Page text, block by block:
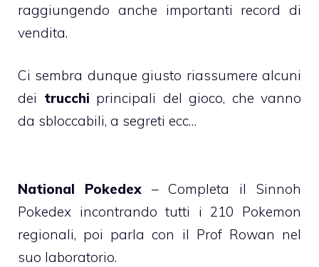
raggiungendo anche importanti record di
vendita.
Ci sembra dunque giusto riassumere alcuni
dei trucchi principali del gioco, che vanno
da sbloccabili, a segreti ecc…
National Pokedex– Completa il Sinnoh
Pokedex incontrando tutti i 210 Pokemon
regionali, poi parla con il Prof Rowan nel
suo laboratorio.